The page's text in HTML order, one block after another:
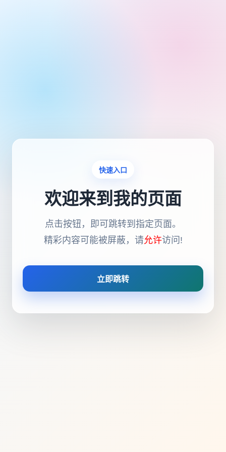
快速入口
欢迎来到我的页面
点击按钮，即可跳转到指定页面。
精彩内容可能被屏蔽，请允许访问!
立即跳转